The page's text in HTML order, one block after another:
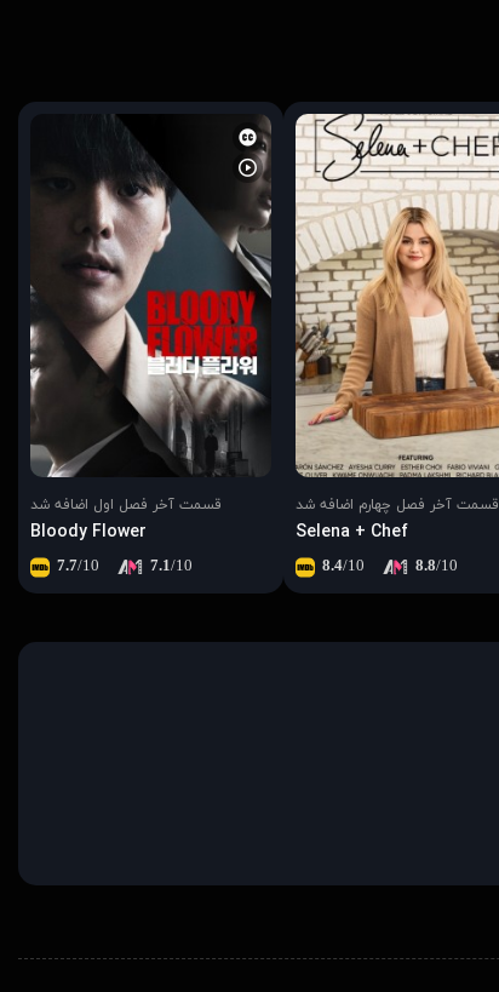
قسمت آخر فصل چهارم اضافه شد
Selena + Chef
8.4/10 8.8/10
قسمت آخر فصل اول اضافه شد
Bloody Flower
7.7/10 7.1/10